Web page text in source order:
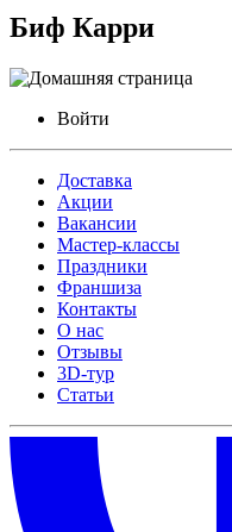
Биф Карри
Войти
Доставка
Акции
Вакансии
Мастер-классы
Праздники
Франшиза
Контакты
О нас
Отзывы
3D-тур
Статьи